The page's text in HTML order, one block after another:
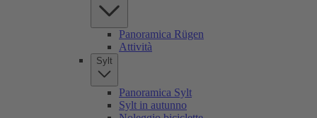
Panoramica Rügen
Attività
Sylt
Panoramica Sylt
Sylt in autunno